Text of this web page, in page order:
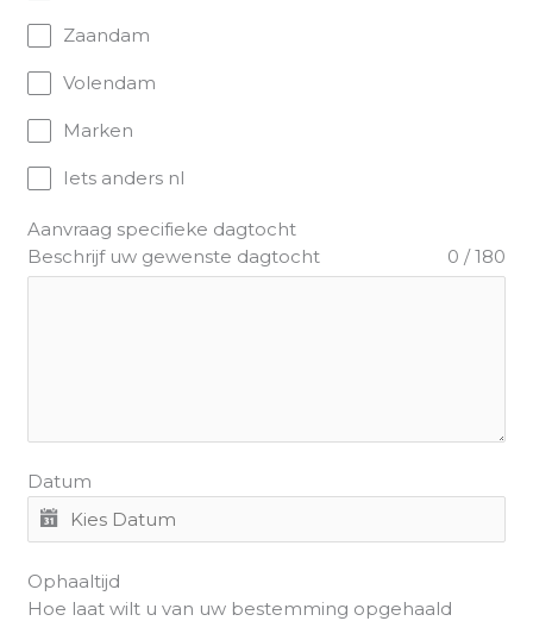
Zaandam
Volendam
Marken
Iets anders nl
Aanvraag specifieke dagtocht
Beschrijf uw gewenste dagtocht
0 / 180
Datum
Ophaaltijd
Hoe laat wilt u van uw bestemming opgehaald